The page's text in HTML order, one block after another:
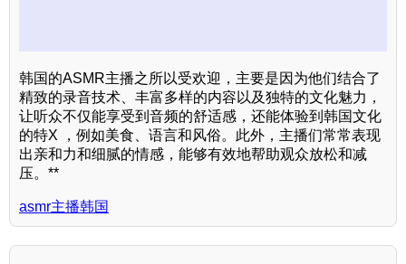
韩国的ASMR主播之所以受欢迎，主要是因为他们结合了
精致的录音技术、丰富多样的内容以及独特的文化魅力，
让听众不仅能享受到音频的舒适感，还能体验到韩国文化
的特X ，例如美食、语言和风俗。此外，主播们常常表现
出亲和力和细腻的情感，能够有效地帮助观众放松和减
压。**
asmr主播韩国